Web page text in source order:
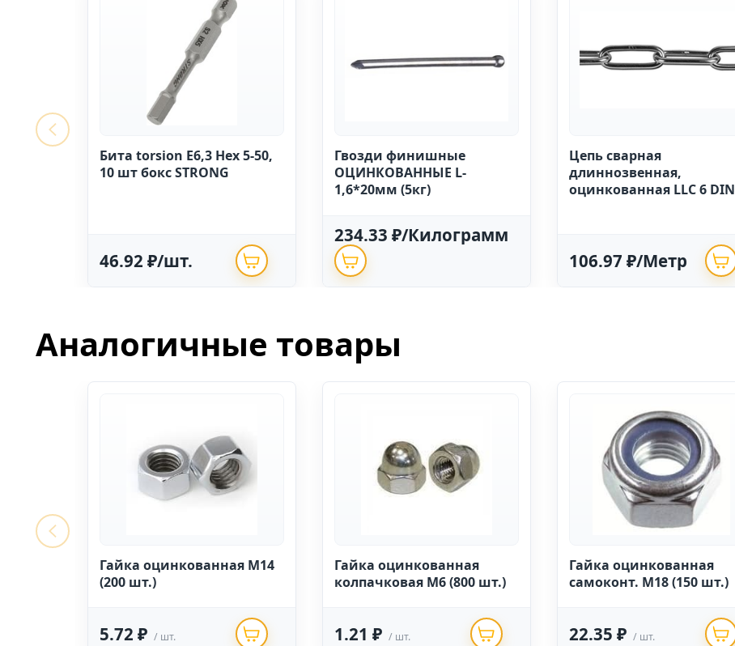
Бита torsion E6,3 Hex 5-50,
10 шт бокс STRONG
46.92 ₽/шт.
Гвозди финишные
ОЦИНКОВАННЫЕ L-
1,6*20мм (5кг)
234.33 ₽/Килограмм
Цепь сварная
длиннозвенная,
оцинкованная LLC 6 DIN
106.97 ₽/Метр
Аналогичные товары
Гайка оцинкованная М14
(200 шт.)
5.72 ₽ / шт.
Гайка оцинкованная
колпачковая М6 (800 шт.)
1.21 ₽ / шт.
Гайка оцинкованная
самоконт. М18 (150 шт.)
22.35 ₽ / шт.